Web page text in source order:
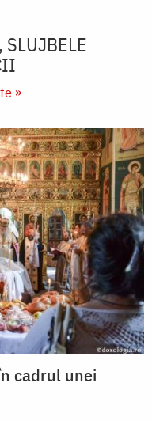
»
cadrul unei